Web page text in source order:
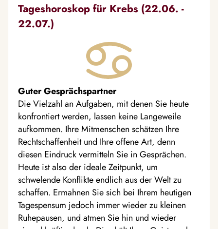
Tageshoroskop für Krebs (22.06. -
22.07.)
Guter Gesprächspartner
Die Vielzahl an Aufgaben, mit denen Sie heute
konfrontiert werden, lassen keine Langeweile
aufkommen. Ihre Mitmenschen schätzen Ihre
Rechtschaffenheit und Ihre offene Art, denn
diesen Eindruck vermitteln Sie in Gesprächen.
Heute ist also der ideale Zeitpunkt, um
schwelende Konflikte endlich aus der Welt zu
schaffen. Ermahnen Sie sich bei Ihrem heutigen
Tagespensum jedoch immer wieder zu kleinen
Ruhepausen, und atmen Sie hin und wieder